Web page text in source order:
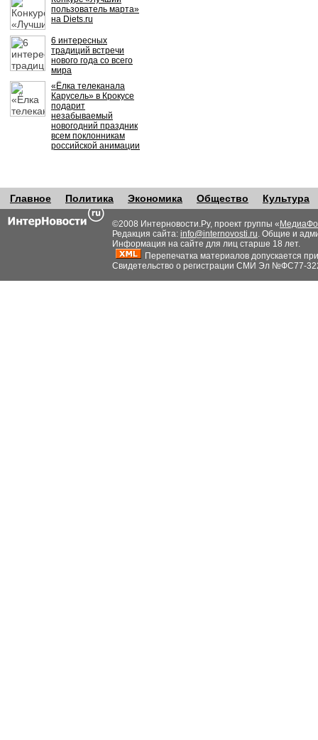
пользователь марта»
на Diets.ru
6 интересных
традиций встречи
нового года со всего
мира
«Ёлка телеканала
Карусель» в Крокусе
подарит
незабываемый
новогодний праздник
всем поклонникам
российской анимации
Главное Политика Экономика Общество Культура
©2008 Интерновости.Ру, проект группы «
Редакция сайта: info@internovosti.ru. Общие и
Информация на сайте для лиц старше 18 лет.
Перепечатка материалов допускается
Свидетельство о регистрации СМИ Эл №ФС77-